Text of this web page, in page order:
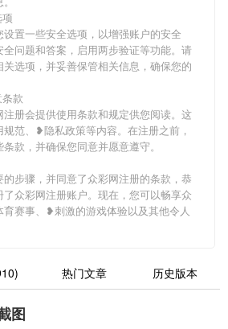
置一些安全选项，以增强账户的安全
问题和答案，启用两步验证等功能。请
选项，并妥善保管相关信息，确保您的
款
册会提供使用条款和规定供您阅读。这
范、❥隐私政策等内容。在注册之前，
款，并确保您同意并愿意遵守。
步骤，并同意了众彩网注册的条款，恭
众彩网注册账户。现在，您可以畅享众
赛事、❥刺激的游戏体验以及其他令人
热门文章 历史版本
图